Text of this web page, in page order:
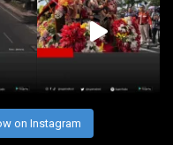
on Instagram